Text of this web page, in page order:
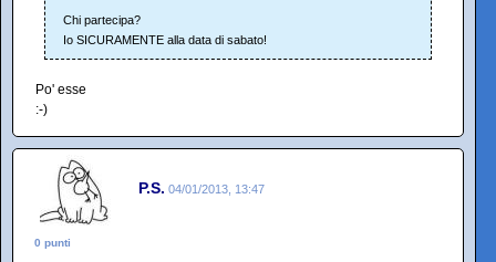
Chi partecipa?
Io SICURAMENTE alla data di sabato!
Po' esse
:-)
P.S. 04/01/2013, 13:47
0 punti